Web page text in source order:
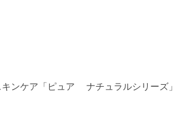
ンケア「ピュア ナチュラルシリーズ」